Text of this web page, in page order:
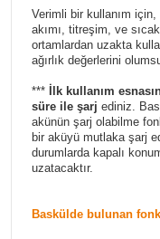
Verimli bir kullanım
akımı, titreşim, ve
ortamlardan uzakta
ağırlık değerlerini
*** İlk kullanım
süre ile şarj ediniz.
akünün şarj olabilme
bir aküyü mutlaka şarj
durumlarda kapalı
uzatacaktır.
Baskülde bulunan